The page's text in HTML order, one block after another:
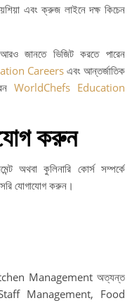
এবং ক্রুজ লাইনে দক্ষ কিচেন
আরও জানতে ভিজিট করতে পারেন
Careersএবং আন্তর্জাতিক
WorldChefs Education
করুন
অথবা কুলিনারি কোর্স সম্পর্কে
যোগাযোগ করুন।
Kitchen Management অত্যন্ত
Staff Management, Food